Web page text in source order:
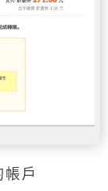
戶